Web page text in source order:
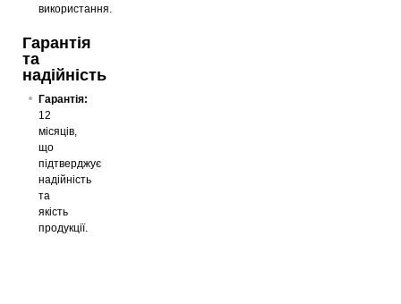
використання.
Гарантія
та
надійність
Гарантія:
12
місяців,
що
підтверджує
надійність
та
якість
продукції.